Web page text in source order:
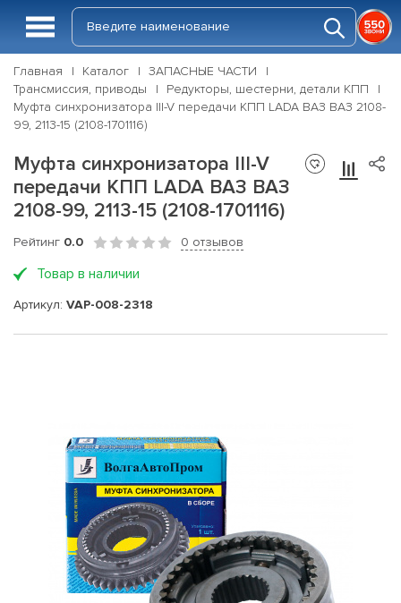
Главная Каталог
ЗАПАСНЫЕ ЧАСТИ
Трансмиссия, приводы
Редукторы, шестерни, детали КПП
Муфта синхронизатора III-V передачи КПП LADA ВАЗ ВАЗ 2108-
99, 2113-15 (2108-1701116)
Муфта синхронизатора III-V
передачи КПП LADA ВАЗ ВАЗ
2108-99, 2113-15 (2108-1701116)
Рейтинг 0.0 0 отзывов
Товар в наличии
Артикул: VAP-008-2318